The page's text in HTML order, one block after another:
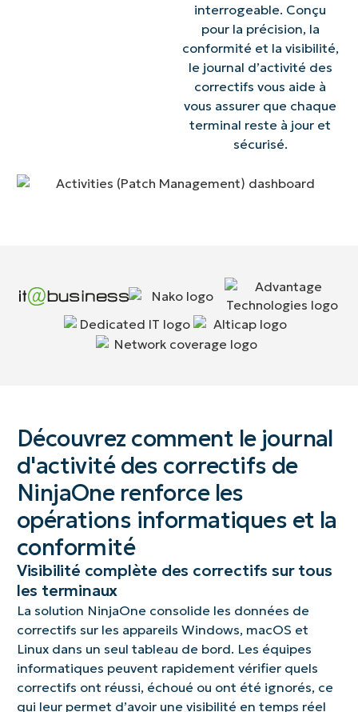
interrogeable. Conçu
pour la précision, la
conformité et la visibilité,
le journal d’activité des
correctifs vous aide à
vous assurer que chaque
terminal reste à jour et
sécurisé.
Découvrez comment le journal
d'activité des correctifs de
NinjaOne renforce les
opérations informatiques et la
conformité
Visibilité complète des correctifs sur tous
les terminaux
La solution NinjaOne consolide les données de
correctifs sur les appareils Windows, macOS et
Linux dans un seul tableau de bord. Les équipes
informatiques peuvent rapidement vérifier quels
correctifs ont réussi, échoué ou ont été ignorés, ce
qui leur permet d’avoir une visibilité en temps réel